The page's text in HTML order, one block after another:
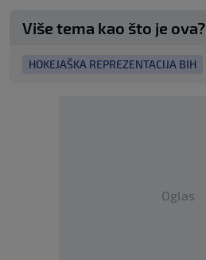
Više tema kao što je ova?
HOKEJAŠKA REPREZENTACIJA BIH
Oglas